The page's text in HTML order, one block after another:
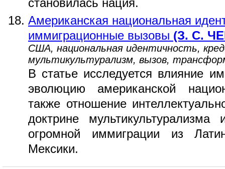
становилась нация.
Американская национальная
иммиграционные вызовы (З. С.
США, национальная идентичность,
мультикультурализм, вызов,
В статье исследуется влияние
эволюцию американской
также отношение
доктрине
огромной иммиграции из
Мексики.